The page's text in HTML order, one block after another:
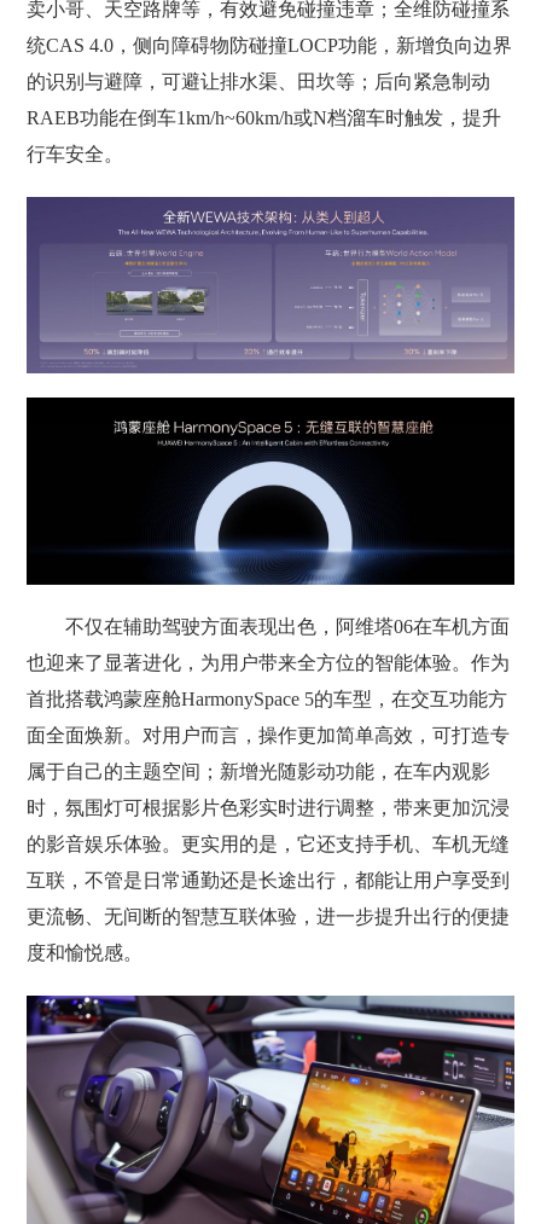
卖小哥、天空路牌等，有效避免碰撞违章；全维防碰撞系
统CAS 4.0，侧向障碍物防碰撞LOCP功能，新增负向边界
的识别与避障，可避让排水渠、田坎等；后向紧急制动
RAEB功能在倒车1km/h~60km/h或N档溜车时触发，提升
行车安全。
不仅在辅助驾驶方面表现出色，阿维塔06在车机方面
也迎来了显著进化，为用户带来全方位的智能体验。作为
首批搭载鸿蒙座舱HarmonySpace 5的车型，在交互功能方
面全面焕新。对用户而言，操作更加简单高效，可打造专
属于自己的主题空间；新增光随影动功能，在车内观影
时，氛围灯可根据影片色彩实时进行调整，带来更加沉浸
的影音娱乐体验。更实用的是，它还支持手机、车机无缝
互联，不管是日常通勤还是长途出行，都能让用户享受到
更流畅、无间断的智慧互联体验，进一步提升出行的便捷
度和愉悦感。